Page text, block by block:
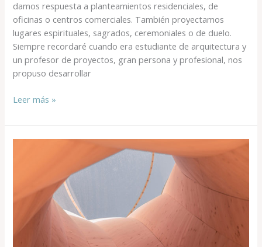
damos respuesta a planteamientos residenciales, de
oficinas o centros comerciales. También proyectamos
lugares espirituales, sagrados, ceremoniales o de duelo.
Siempre recordaré cuando era estudiante de arquitectura y
un profesor de proyectos, gran persona y profesional, nos
propuso desarrollar
Leer más »
RETORCIDA
TORRE